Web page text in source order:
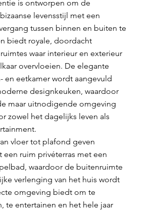
is ontworpen om de
levensstijl met een
tussen binnen en buiten te
biedt royale, doordacht
waar interieur en exterieur
overvloeien. De elegante
en eetkamer wordt aangevuld
designkeuken, waardoor
maar uitnodigende omgeving
zowel het dagelijks leven als
vloer tot plafond geven
ruim privéterras met een
waardoor de buitenruimte
verlenging van het huis wordt
omgeving biedt om te
te entertainen en het hele jaar